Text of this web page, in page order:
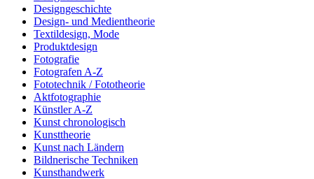
Designgeschichte
Design- und Medientheorie
Textildesign, Mode
Produktdesign
Fotografie
Fotografen A-Z
Fototechnik / Fototheorie
Aktfotographie
Künstler A-Z
Kunst chronologisch
Kunsttheorie
Kunst nach Ländern
Bildnerische Techniken
Kunsthandwerk